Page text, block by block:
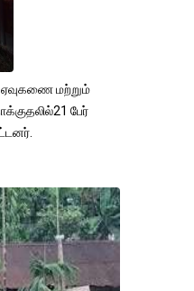
ஏவுகணை மற்றும்
பேர்